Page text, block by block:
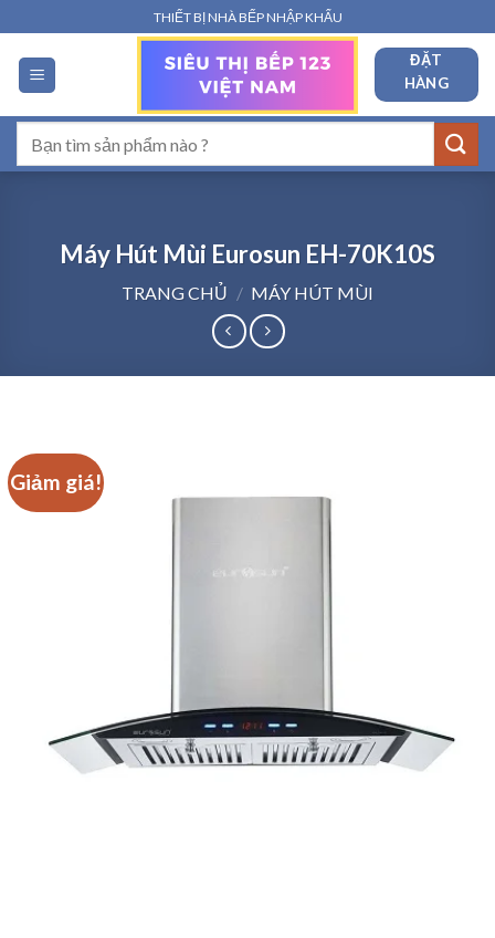
qua
nội
dung
THIẾT BỊ NHÀ BẾP NHẬP KHẨU
ĐẶT
HÀNG
kiếm:
Máy Hút Mùi Eurosun EH-70K10S
TRANG CHỦ / MÁY HÚT MÙI
Giảm giá!